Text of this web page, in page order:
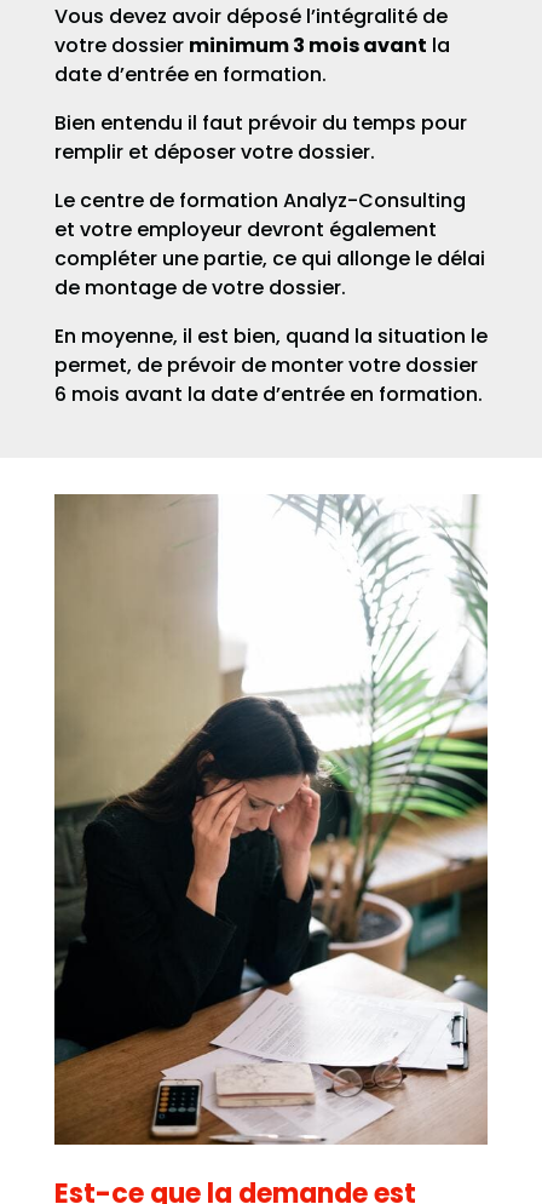
Vous devez avoir déposé l’intégralité de
votre dossier minimum 3 mois avant la
date d’entrée en formation.
Bien entendu il faut prévoir du temps pour
remplir et déposer votre dossier.
Le centre de formation Analyz-Consulting
et votre employeur devront également
compléter une partie, ce qui allonge le délai
de montage de votre dossier.
En moyenne, il est bien, quand la situation le
permet, de prévoir de monter votre dossier
6 mois avant la date d’entrée en formation.
Est-ce que la demande est